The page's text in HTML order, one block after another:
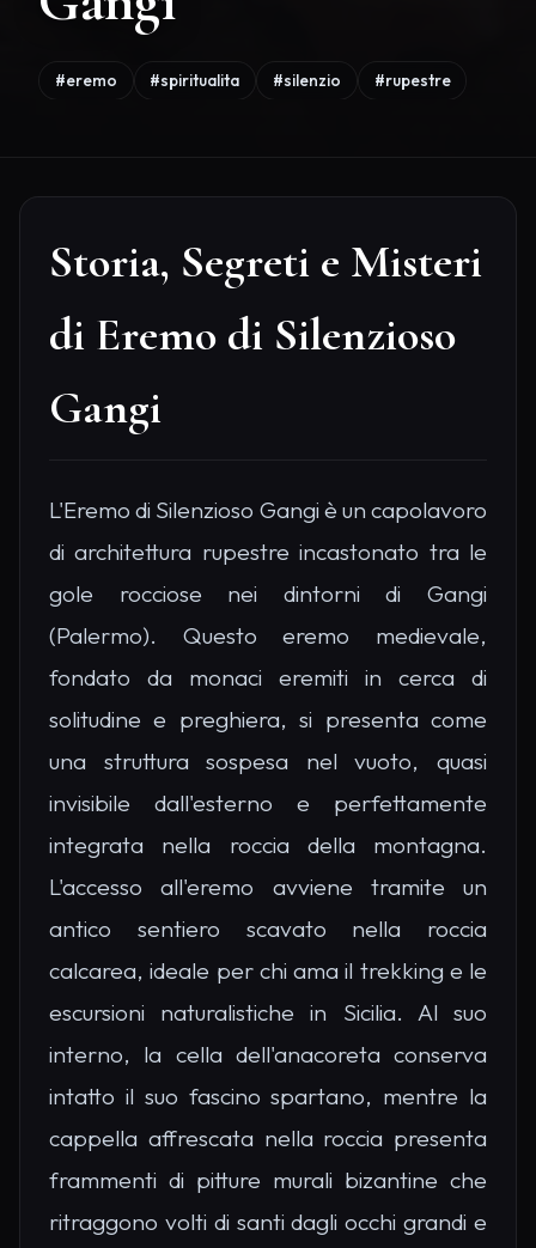
#eremo #spiritualita #silenzio #rupestre
Storia, Segreti e Misteri
di Eremo di Silenzioso
Gangi
L'Eremo di Silenzioso Gangi è un capolavoro
di architettura rupestre incastonato tra le
gole rocciose nei dintorni di Gangi
(Palermo). Questo eremo medievale,
fondato da monaci eremiti in cerca di
solitudine e preghiera, si presenta come
una struttura sospesa nel vuoto, quasi
invisibile dall'esterno e perfettamente
integrata nella roccia della montagna.
L'accesso all'eremo avviene tramite un
antico sentiero scavato nella roccia
calcarea, ideale per chi ama il trekking e le
escursioni naturalistiche in Sicilia. Al suo
interno, la cella dell'anacoreta conserva
intatto il suo fascino spartano, mentre la
cappella affrescata nella roccia presenta
frammenti di pitture murali bizantine che
ritraggono volti di santi dagli occhi grandi e